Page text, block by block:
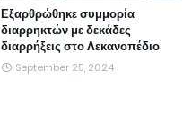
Εξαρθρώθηκε συμμορία
διαρρηκτών με δεκάδες
διαρρήξεις στο Λεκανοπέδιο
September 25, 2024